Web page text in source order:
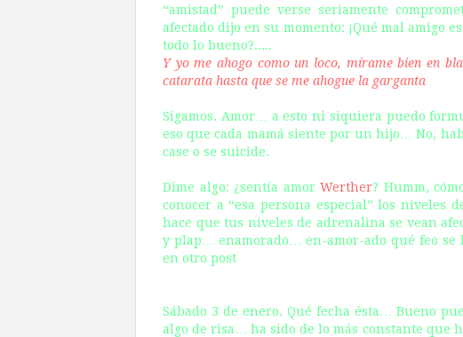
“amistad” puede verse seriamente
afectado dijo en su momento: ¡Qué mal amigo
todo lo bueno?.....
Y yo me ahogo como un loco, mírame bien en
catarata hasta que se me ahogue la garganta
Sigamos. Amor… a esto ni siquiera puedo
eso que cada mamá siente por un hijo… No,
case o se suicide.
Dime algo: ¿sentía amorWerther? Humm,
conocer a “esa persona especial” los niveles
hace que tus niveles de adrenalina se vean
y plap… enamorado… en-amor-ado qué feo se
en otro post
Sábado 3 de enero. Qué fecha ésta… Bueno
algo de risa… ha sido de lo más constante que